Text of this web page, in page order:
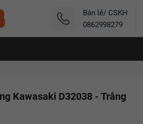
Bán lẻ/ CSKH
0862998279
Kawasaki D32038 - Trắng